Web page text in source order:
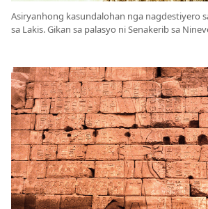
Asiryanhong kasundalohan nga nagdestiyero
sa Lakis. Gikan sa palasyo ni Senakerib sa